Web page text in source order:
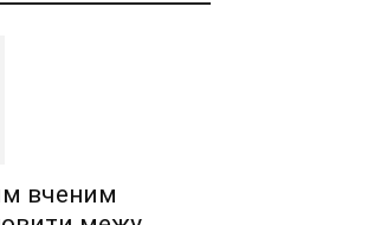
вченим